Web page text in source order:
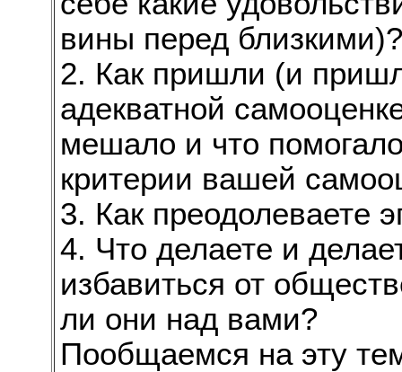
вины перед близкими)?
2. Как пришли (и
адекватной
мешало и что
критерии вашей
3. Как преодолеваете
4. Что делаете и
избавиться от
ли они над вами?
Пообщаемся на эту